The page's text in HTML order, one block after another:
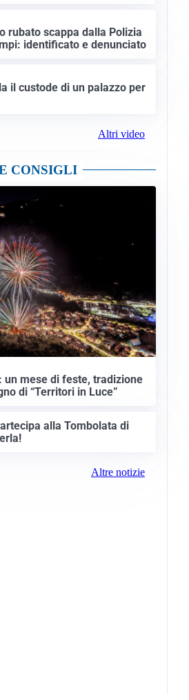
rubato scappa dalla Polizia
identificato e denunciato
il custode di un palazzo per
Altri video
CONSIGLI
un mese di feste, tradizione
di “Territori in Luce”
alla Tombolata di
Altre notizie